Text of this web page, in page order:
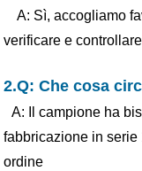
A: Sì, accogliamo
verificare e
2.Q: Che cosa
A: Il campione ha
fabbricazione in
ordine